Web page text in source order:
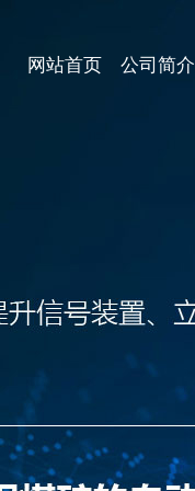
网站首页 公司简介